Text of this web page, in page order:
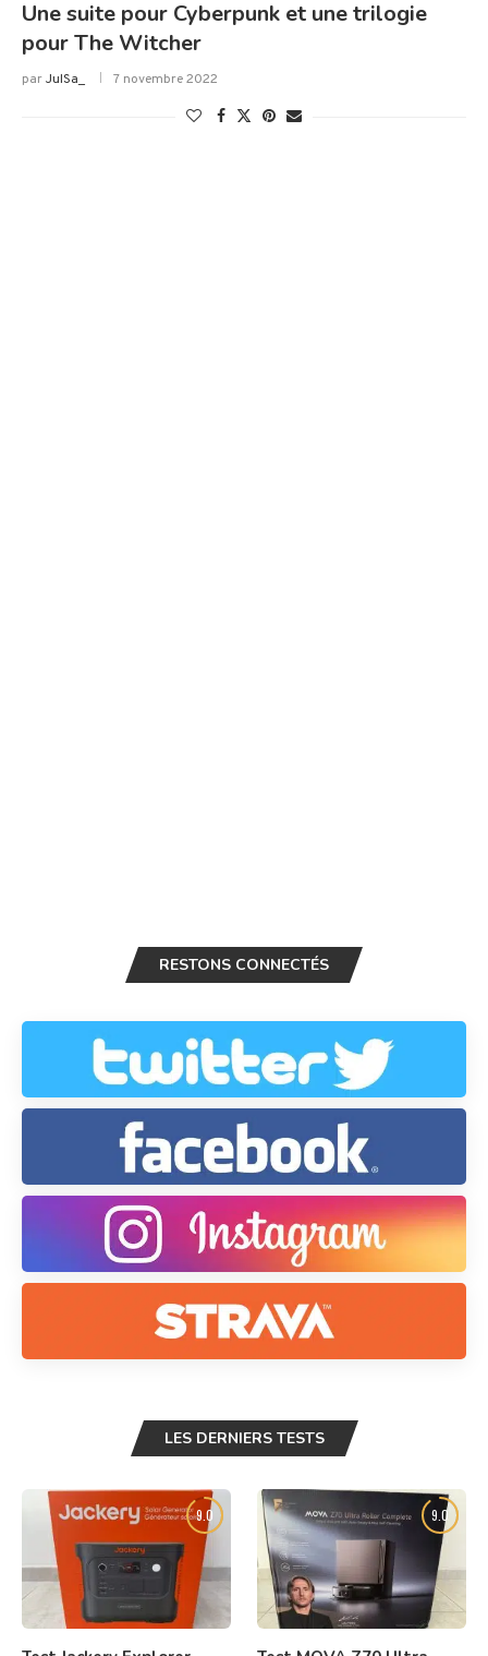
Une suite pour Cyberpunk et une trilogie
pour The Witcher
parJulSa_ 7 novembre 2022
RESTONS CONNECTÉS
LES DERNIERS TESTS
9.0 9.0